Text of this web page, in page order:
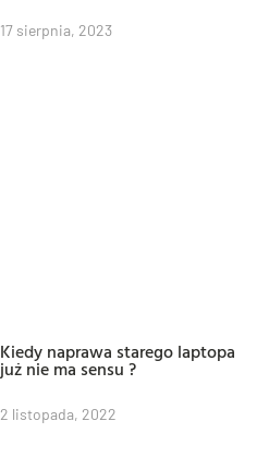
17 sierpnia, 2023
Kiedy naprawa starego laptopa
już nie ma sensu ?
2 listopada, 2022